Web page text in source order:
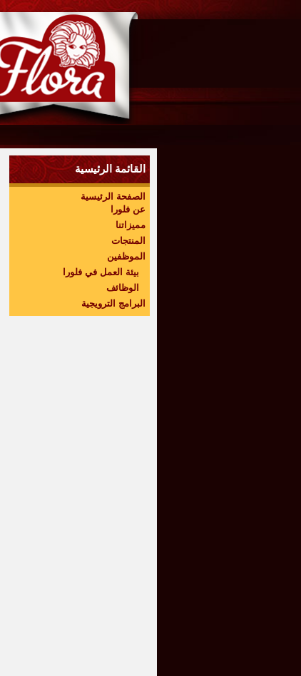
القائمة الرئيسية
الصفحة الرئيسية
عن فلورا
مميزاتنا
المنتجات
الموظفين
بيئة العمل في فلورا
الوظائف
البرامج الترويجية